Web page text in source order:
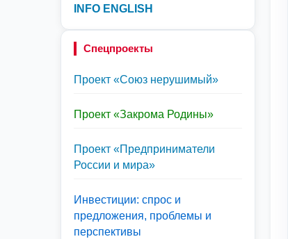
INFO ENGLISH
Спецпроекты
Проект «Союз нерушимый»
Проект «Закрома Родины»
Проект «Предприниматели
России и мира»
Инвестиции: спрос и
предложения, проблемы и
перспективы